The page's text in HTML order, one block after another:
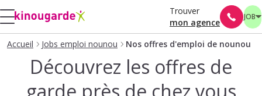
Trouver
mon agence
JOB
Accueil Jobs emploi nounou Nos offres d'emploi de nounou
Découvrez les offres de